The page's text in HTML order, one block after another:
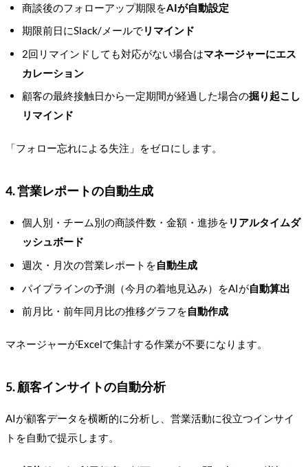
商談後のフォローアップ期限をAIが自動設定
期限前日にSlack/メールでリマインド
2回リマインドしても対応がない場合はマネージャーにエス
カレーション
顧客の最終接触日から一定期間が経過した場合の掘り起こし
リマインド
「フォロー忘れによる失注」をゼロにします。
4. 営業レポートの自動生成
個人別・チーム別の商談件数・金額・進捗を リアルタイムダ
ッシュボード
週次・月次の営業レポートを自動生成
パイプラインの予測（今月の着地見込み）をAIが自動算出
前月比・前年同月比の推移グラフを自動作成
マネージャーがExcelで集計する作業が不要になります。
5. 顧客インサイトの自動分析
AIが顧客データを横断的に分析し、営業活動に役立つインサイ
トを自動で提示します。